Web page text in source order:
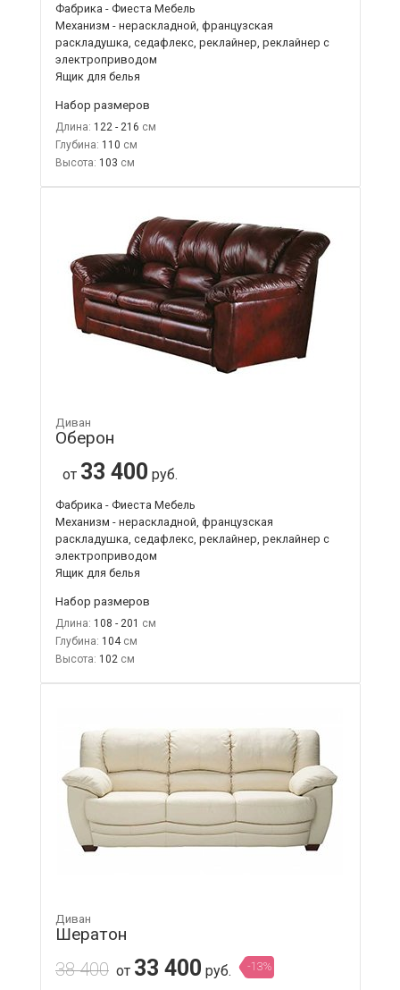
Фабрика - Фиеста Мебель
Механизм - нераскладной, французская
раскладушка, седафлекс, реклайнер, реклайнер с
электроприводом
Ящик для белья
Набор размеров
Длина: 122 - 216
Глубина: 110
Высота: 103
Диван
Оберон
от 33 400 руб.
Фабрика - Фиеста Мебель
Механизм - нераскладной, французская
раскладушка, седафлекс, реклайнер, реклайнер с
электроприводом
Ящик для белья
Набор размеров
Длина: 108 - 201
Глубина: 104
Высота: 102
Диван
Шератон
38 400 от 33 400 руб. -13%